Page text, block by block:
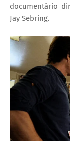
documentário
Jay Sebring.